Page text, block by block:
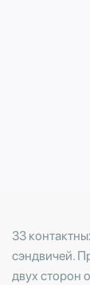
33
сэндвичей.
двух сторон